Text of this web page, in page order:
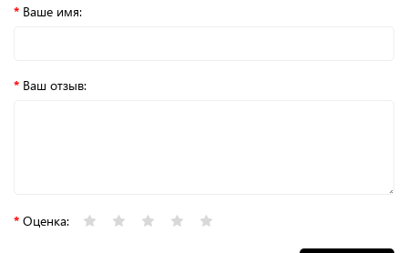
Ваше имя:
Ваш отзыв:
Оценка: